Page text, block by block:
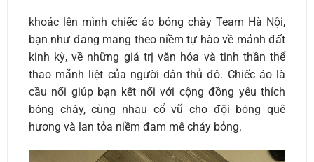
khoác lên mình chiếc áo bóng chày Team Hà Nội,
bạn như đang mang theo niềm tự hào về mảnh đất
kinh kỳ, về những giá trị văn hóa và tinh thần thể
thao mãnh liệt của người dân thủ đô. Chiếc áo là
cầu nối giúp bạn kết nối với cộng đồng yêu thích
bóng chày, cùng nhau cổ vũ cho đội bóng quê
hương và lan tỏa niềm đam mê cháy bỏng.